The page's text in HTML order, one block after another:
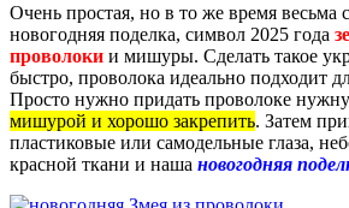
Очень простая, но в то же время весьма
новогодняя поделка, символ 2025 года
проволоки и мишуры. Сделать такое
быстро, проволока идеально подходит
Просто нужно придать проволоке
мишурой и хорошо закрепить. Затем
пластиковые или самодельные глаза,
красной ткани и наша новогодняя